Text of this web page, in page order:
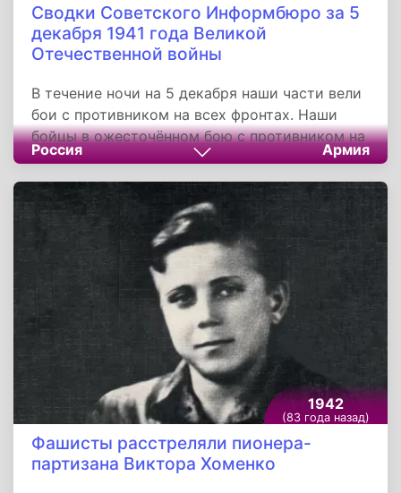
Сводки Советского Информбюро за 5
декабря 1941 года Великой
Отечественной войны
В течение ночи на 5 декабря наши части вели
бои с противником на всех фронтах. Наши
бойцы в ожесточённом бою с противником на
одном из участков Западного фронта за один
день уничтожили 12 ненецких танков, 10
орудий, 5 миномётов и истребили 1.300
вражеских солдат и офицеров. На другом
участке фронта уничтожено 15 немецких
Россия Армия
1942
(83 года назад)
Фашисты расстреляли пионера-
партизана Виктора Хоменко